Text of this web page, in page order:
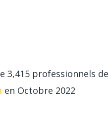
3,415 professionnels de
en Octobre 2022